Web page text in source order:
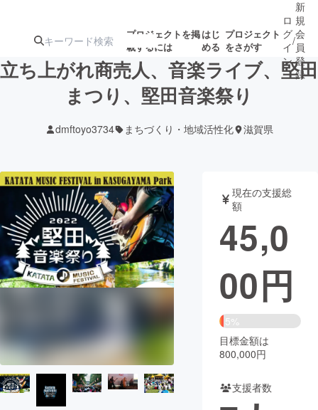
プロジェクトを掲
載するには
はじ
める
プロジェクト
をさがす
ターン
ジェクト
募集終了が近いプ
ロジェクト
もうすぐ公開
されます
アート・写真 音楽
テクノロジー・ガジェット ゲーム・
映像・映画 書籍・雑誌
チャレンジ
まちづくり・地域活性化
CAMPFIRE for Social Good CAMPFIRE Creation
ロ
グ
イ
ン
/
新
規
会
員
登
録
立ち上がれ商売人、音楽ライブ、堅田
まつり、堅田音楽祭り
dmftoyo3734 まちづくり・地域活性化 滋賀県
現在の支援総
額
45,0
00円
5%
目標金額は
800,000円
支援者数